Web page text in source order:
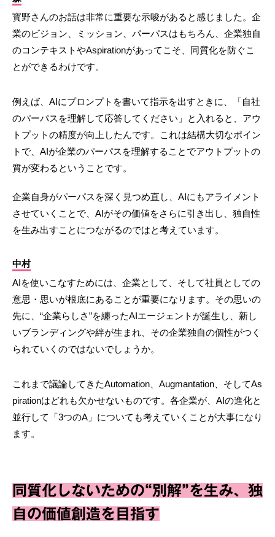
寳野さんのお話は非常に重要な示唆があると感じました。企
業のビジョン、ミッション、パーパスはもちろん、企業独自
のコンテキストやAspirationがあってこそ、同質化を防ぐこ
とができるわけです。
例えば、AIにプロンプトを書いて指示を出すときに、「自社
のパーパスを理解して応答してください」と入れると、アウ
トプットの精度が向上したんです。これは結構大切なポイン
トで、AIが企業のパーパスを理解することでアウトプットの
質が変わるということです。
企業自身がパーパスを深く見つめ直し、AIにもアライメント
させていくことで、AIがその価値をさらに引き出し、独自性
を生み出すことにつながるのではと考えています。
中村
AIを使いこなすためには、企業として、そして社員としての
意思・思いが根底にあることが重要になります。その思いの
先に、“企業らしさ”を纏ったAIエージェントが誕生し、新し
いブランディングや絆が生まれ、その企業独自の個性がつく
られていくのではないでしょうか。
これまで議論してきたAutomation、Augmantation、そしてAs
pirationはどれも欠かせないものです。各企業が、AIの進化と
並行して「3つのA」についても考えていくことが大事になり
ます。
同質化しないための“別解”を生み、独
自の価値創造を目指す